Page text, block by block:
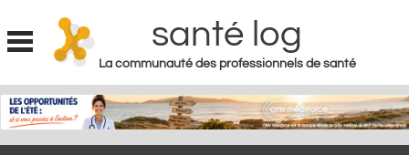
Jump to navigation
santé log
La communauté des professionnels de santé
MON COMPTE